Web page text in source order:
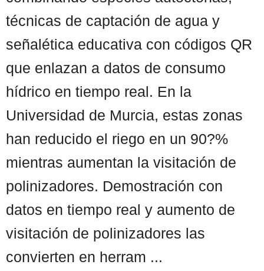
técnicas de captación de agua y
señalética educativa con códigos QR
que enlazan a datos de consumo
hídrico en tiempo real. En la
Universidad de Murcia, estas zonas
han reducido el riego en un 90?%
mientras aumentan la visitación de
polinizadores. Demostración con
datos en tiempo real y aumento de
visitación de polinizadores las
convierten en herram ...